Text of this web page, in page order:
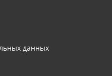
данных